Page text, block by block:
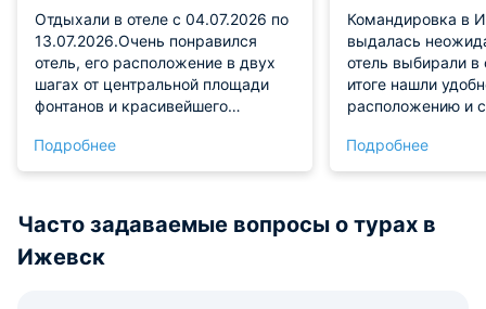
Отдыхали в отеле с 04.07.2026 по
13.07.2026.Очень понравился
отель, его расположение в двух
шагах от центральной площади
фонтанов и красивейшего
номере комфорт (студия), в
номере двуспальная кровать,
мягкие подушки. Также в номере
диван, кухонная зона,
Подробнее
Командировка в
выдалась
отель выбирали
итоге нашли
расположению и
группы. Мы сразу
завтраки, их
устроили, очень
Подробнее
Часто задаваемые вопросы о турах в
Ижевск